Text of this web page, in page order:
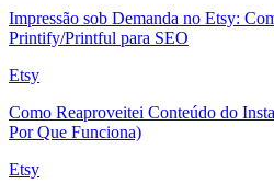
Impressão sob Demanda no Etsy:
Printify/Printful para SEO
Etsy
Como Reaproveitei Conteúdo do
Por Que Funciona)
Etsy